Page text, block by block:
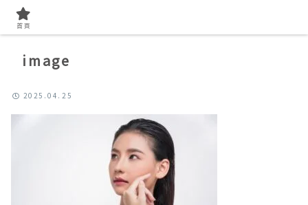
image
2025.04.25
首頁